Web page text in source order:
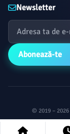
Newsletter
Abonează-te
© 2019 – 2026